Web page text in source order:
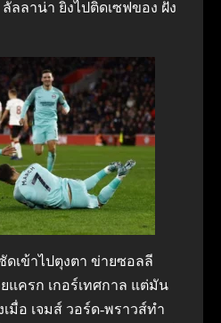
ลลาน่า ยิงไปติดเซฟของ ฝั่ง
ดเข้าไปตุงตา ข่ายซอลลี
แครก เกอร์เทศกาล แต่มัน
เมื่อ เจมส์ วอร์ด-พราวส์ทํา